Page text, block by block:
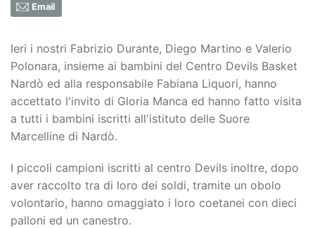
Email
Ieri i nostri Fabrizio Durante, Diego Martino e Valerio
Polonara, insieme ai bambini del Centro Devils Basket
Nardò ed alla responsabile Fabiana Liquori, hanno
accettato l'invito di Gloria Manca ed hanno fatto visita
a tutti i bambini iscritti all'istituto delle Suore
Marcelline di Nardò.
I piccoli campioni iscritti al centro Devils inoltre, dopo
aver raccolto tra di loro dei soldi, tramite un obolo
volontario, hanno omaggiato i loro coetanei con dieci
palloni ed un canestro.